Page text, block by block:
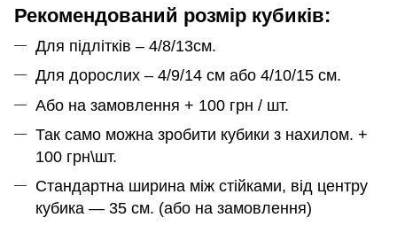
Рекомендований розмір кубиків:
Для підлітків – 4/8/13см.
Для дорослих – 4/9/14 см або 4/10/15 см.
Або на замовлення + 100 грн / шт.
Так само можна зробити кубики з нахилом. +
100 грн\шт.
Стандартна ширина між стійками, від центру
кубика — 35 см. (або на замовлення)